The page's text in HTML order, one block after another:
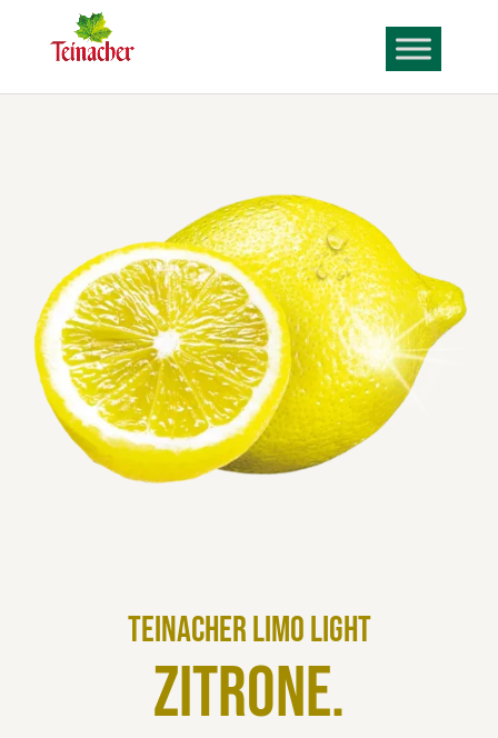
Teinacher Limo Light
Zitrone.